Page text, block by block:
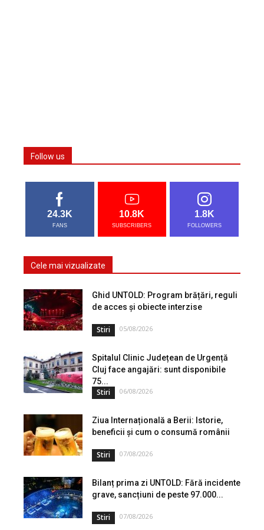
Follow us
24.3K
FANS
10.8K
SUBSCRIBERS
1.8K
FOLLOWERS
Cele mai vizualizate
Ghid UNTOLD: Program brățări, reguli
de acces și obiecte interzise
Stiri 05/08/2026
Spitalul Clinic Județean de Urgență
Cluj face angajări: sunt disponibile
75...
Stiri 06/08/2026
Ziua Internațională a Berii: Istorie,
beneficii și cum o consumă românii
Stiri 07/08/2026
Bilanț prima zi UNTOLD: Fără incidente
grave, sancțiuni de peste 97.000...
Stiri 07/08/2026